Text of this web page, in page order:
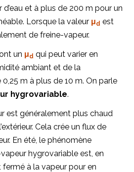
et à plus de 200 m pour un
Lorsque la valeur μd est
de freine-vapeur.
un μd qui peut varier en
ambiant et de la
m à plus de 10 m. On parle
hygrovariable.
est généralement plus chaud
Cela crée un flux de
En été, le phénomène
vapeur hygrovariable est, en
fermé à la vapeur pour en